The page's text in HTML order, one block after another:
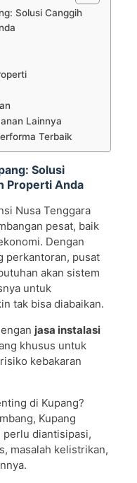
Solusi Canggih
Lainnya
Terbaik
Solusi
Properti Anda
Nusa Tenggara
pesat, baik
Dengan
perkantoran, pusat
akan sistem
untuk
tak bisa diabaikan.
jasa instalasi
khusus untuk
kebakaran
di Kupang?
Kupang
perlu diantisipasi,
masalah kelistrikan,